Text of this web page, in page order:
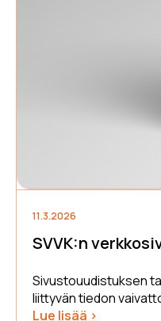
11.3.2026
SVVK:n
Sivustouudistuksen
liittyvän tiedon
Lue lisää >